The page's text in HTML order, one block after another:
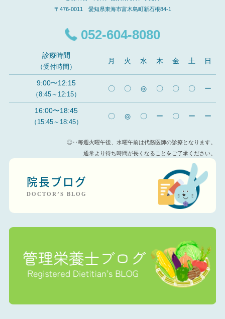
〒476-0011 愛知県東海市富木島町新石根84-1
052-604-8080
診療時間
（受付時間）
月 火 水 木 金 土 日
9:00〜12:15
（8:45～12:15）
〇 〇 ◎ 〇 〇 〇 ー
16:00〜18:45
（15:45～18:45）
〇 ◎ 〇 ー 〇 ー ー
◎‥毎週火曜午後、水曜午前は代務医師の診療となります。
通常より待ち時間が長くなることをご了承ください。
院長ブログ
DOCTOR’S BLOG